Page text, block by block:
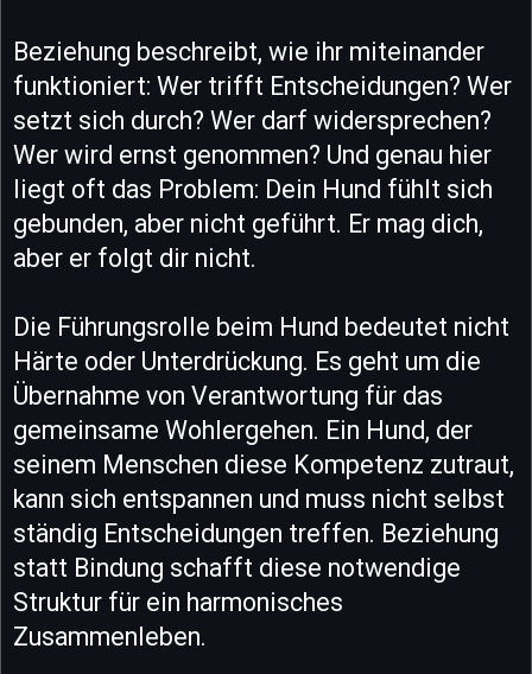
Beziehung beschreibt, wie ihr miteinander
funktioniert: Wer trifft Entscheidungen? Wer
setzt sich durch? Wer darf widersprechen?
Wer wird ernst genommen? Und genau hier
liegt oft das Problem: Dein Hund fühlt sich
gebunden, aber nicht geführt. Er mag dich,
aber er folgt dir nicht.
Die Führungsrolle beim Hund bedeutet nicht
Härte oder Unterdrückung. Es geht um die
Übernahme von Verantwortung für das
gemeinsame Wohlergehen. Ein Hund, der
seinem Menschen diese Kompetenz zutraut,
kann sich entspannen und muss nicht selbst
ständig Entscheidungen treffen. Beziehung
statt Bindung schafft diese notwendige
Struktur für ein harmonisches
Zusammenleben.